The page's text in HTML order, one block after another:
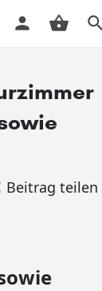
Beitrag teilen